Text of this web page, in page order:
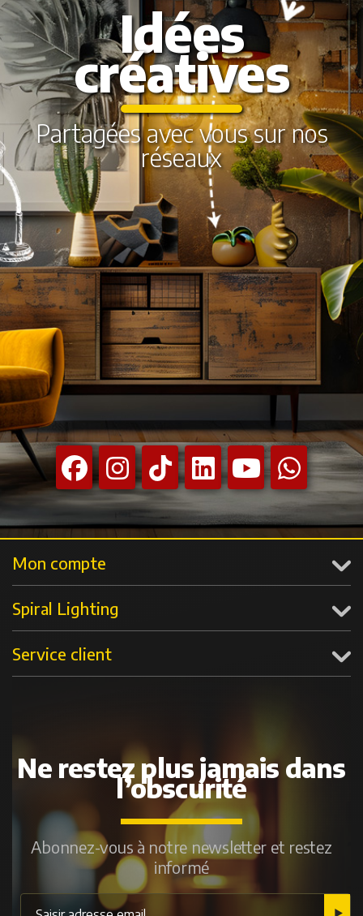
Idées
créatives
Partagées avec vous sur nos
réseaux
Mon compte
Spiral Lighting
Service client
Ne restez plus jamais dans
l’obscurité
Abonnez-vous à notre newsletter et restez
informé